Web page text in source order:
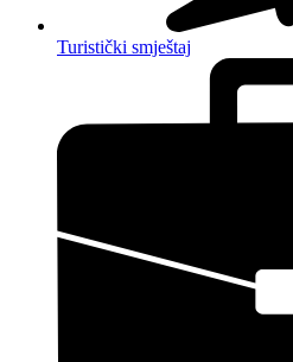
Turistički smještaj